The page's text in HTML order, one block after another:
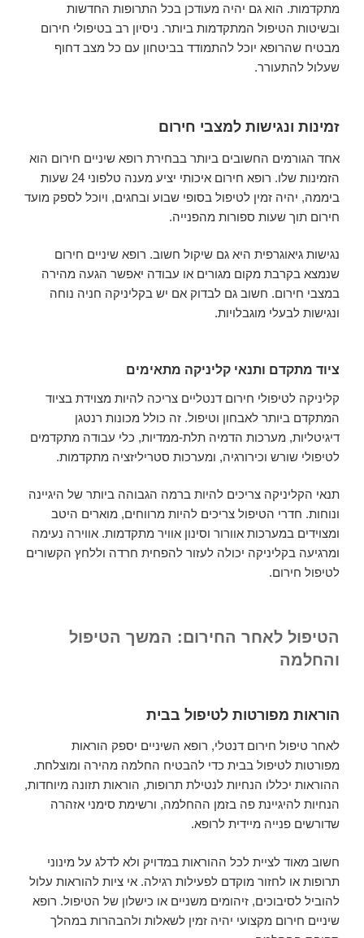
מתקדמות. הוא גם יהיה מעודכן בכל התרופות החדשות
ובשיטות הטיפול המתקדמות ביותר. ניסיון רב בטיפולי חירום
מבטיח שהרופא יוכל להתמודד בביטחון עם כל מצב דחוף
שעלול להתעורר.
זמינות ונגישות למצבי חירום
אחד הגורמים החשובים ביותר בבחירת רופא שיניים חירום הוא
הזמינות שלו. רופא חירום איכותי יציע מענה טלפוני 24 שעות
ביממה, יהיה זמין לטיפול בסופי שבוע ובחגים, ויוכל לספק מועד
חירום תוך שעות ספורות מהפנייה.
נגישות גיאוגרפית היא גם שיקול חשוב. רופא שיניים חירום
שנמצא בקרבת מקום מגורים או עבודה יאפשר הגעה מהירה
במצבי חירום. חשוב גם לבדוק אם יש בקליניקה חניה נוחה
ונגישות לבעלי מוגבלויות.
ציוד מתקדם ותנאי קליניקה מתאימים
קליניקה לטיפולי חירום דנטליים צריכה להיות מצוידת בציוד
המתקדם ביותר לאבחון וטיפול. זה כולל מכונות רנטגן
דיגיטליות, מערכות הדמיה תלת-ממדיות, כלי עבודה מתקדמים
לטיפולי שורש וכירורגיה, ומערכות סטריליזציה מתקדמות.
תנאי הקליניקה צריכים להיות ברמה הגבוהה ביותר של היגיינה
ונוחות. חדרי הטיפול צריכים להיות מרווחים, מוארים היטב
ומצוידים במערכות אוורור וסינון אוויר מתקדמות. אווירה נעימה
ומרגיעה בקליניקה יכולה לעזור להפחית חרדה וללחץ הקשורים
לטיפול חירום.
הטיפול לאחר החירום: המשך הטיפול
והחלמה
הוראות מפורטות לטיפול בבית
לאחר טיפול חירום דנטלי, רופא השיניים יספק הוראות
מפורטות לטיפול בבית כדי להבטיח החלמה מהירה ומוצלחת.
ההוראות יכללו הנחיות לנטילת תרופות, הוראות תזונה מיוחדות,
הנחיות להיגיינת פה בזמן ההחלמה, ורשימת סימני אזהרה
שדורשים פנייה מיידית לרופא.
חשוב מאוד לציית לכל ההוראות במדויק ולא לדלג על מינוני
תרופות או לחזור מוקדם לפעילות רגילה. אי ציות להוראות עלול
להוביל לסיבוכים, זיהומים משניים או כישלון של הטיפול. רופא
שיניים חירום מקצועי יהיה זמין לשאלות ולהבהרות במהלך